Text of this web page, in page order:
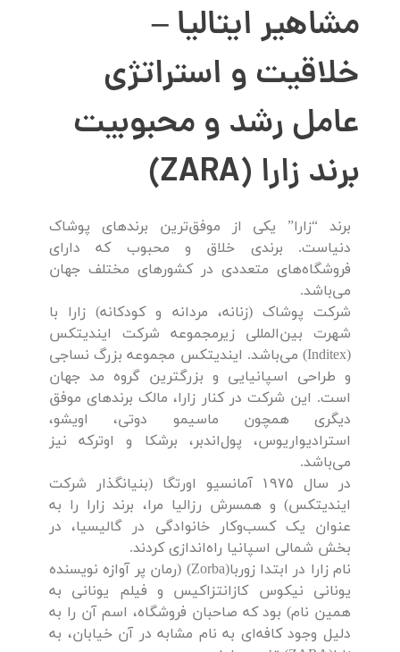
مشاهیر ایتالیا –
خلاقیت و استراتژی
عامل رشد و محبوبیت
برند زارا (ZARA)
برند “زارا” یکی از موفق‌ترین برندهای پوشاک
دنیاست. برندی خلاق و محبوب که دارای
فروشگاه‌های متعددی در کشورهای مختلف جهان
می‌باشد.
شرکت پوشاک (زنانه، مردانه و کودکانه) زارا با
شهرت بین‌المللی زیرمجموعه شرکت ایندیتکس
(Inditex) می‌باشد. ایندیتکس مجموعه بزرگ نساجی
و طراحی اسپانیایی و بزرگترین گروه مد جهان
است. این شرکت در کنار زارا، مالک برندهای موفق
دیگری همچون ماسیمو دوتی، اویشو،
استرادیواریوس، پول‌اند‌بر، برشکا و اوترکه نیز
می‌باشد.
در سال ۱۹۷۵ آمانسیو اورتگا (بنیانگذار شرکت
ایندیتکس) و همسرش رزالیا مرا، برند زارا را به
عنوان یک کسب‌و‌کار خانوادگی در گالیسیا، در
بخش شمالی اسپانیا راه‌اندازی کردند.
نام زارا در ابتدا زوربا(Zorba) (رمان پر آوازه نویسنده
یونانی نیکوس کازانتزاکیس و فیلم یونانی به
همین نام) بود که صاحبان فروشگاه، اسم آن را به
دلیل وجود کافه‌ای به نام مشابه در آن خیابان، به